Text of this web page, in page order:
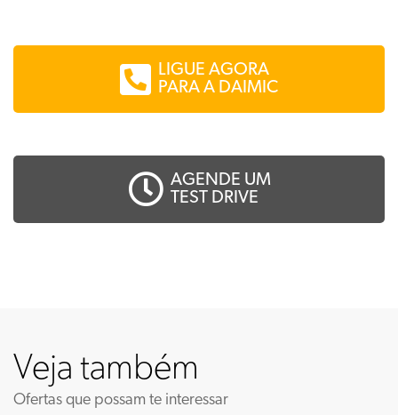
LIGUE AGORA
PARA A DAIMIC
AGENDE UM
TEST DRIVE
Veja também
Ofertas que possam te interessar